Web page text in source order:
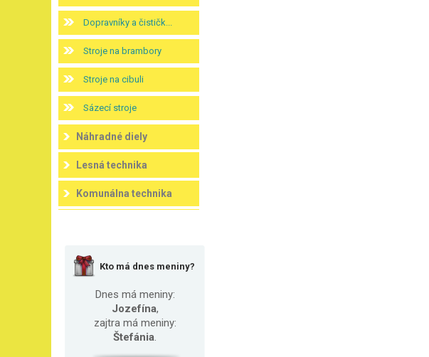
Dopravníky a čističk...
Stroje na brambory
Stroje na cibuli
Sázecí stroje
Náhradné diely
Lesná technika
Komunálna technika
Kto má dnes meniny?
Dnes má meniny:
Jozefína,
zajtra má meniny:
Štefánia.